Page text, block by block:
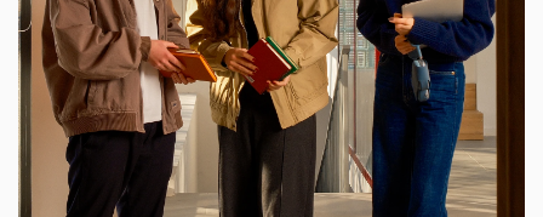
ელექტრონული ბიბლიოთეკა
კონტაქტი